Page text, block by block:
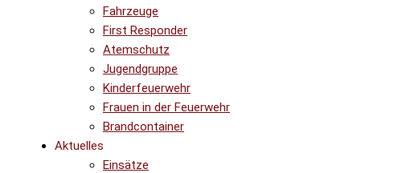
Fahrzeuge
First Responder
Atemschutz
Jugendgruppe
Kinderfeuerwehr
Frauen in der Feuerwehr
Brandcontainer
Aktuelles
Einsätze